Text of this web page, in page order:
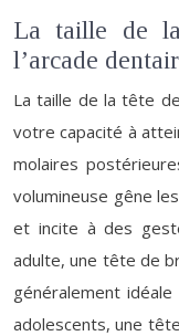
La taille de
l’arcade
La taille de la tête
votre capacité à
molaires
volumineuse gêne
et incite à des
adulte, une tête de
généralement
adolescents, une